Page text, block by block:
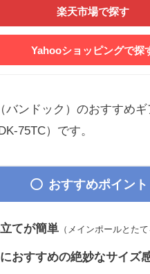
楽天市場で探す
Yahooショッピングで探
バンドック）のおすすめ
75TC）です。
おすすめポイント
てが簡単（メインポールとたて
おすすめの絶妙なサイズ